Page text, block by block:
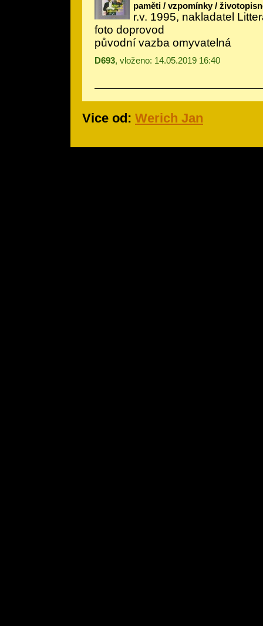
paměti / vzpomínky /
r.v. 1995, nakladatel
foto doprovod
původní vazba omyvatelná
D693, vloženo: 14.05.2019 16:40
Vice od: Werich Jan